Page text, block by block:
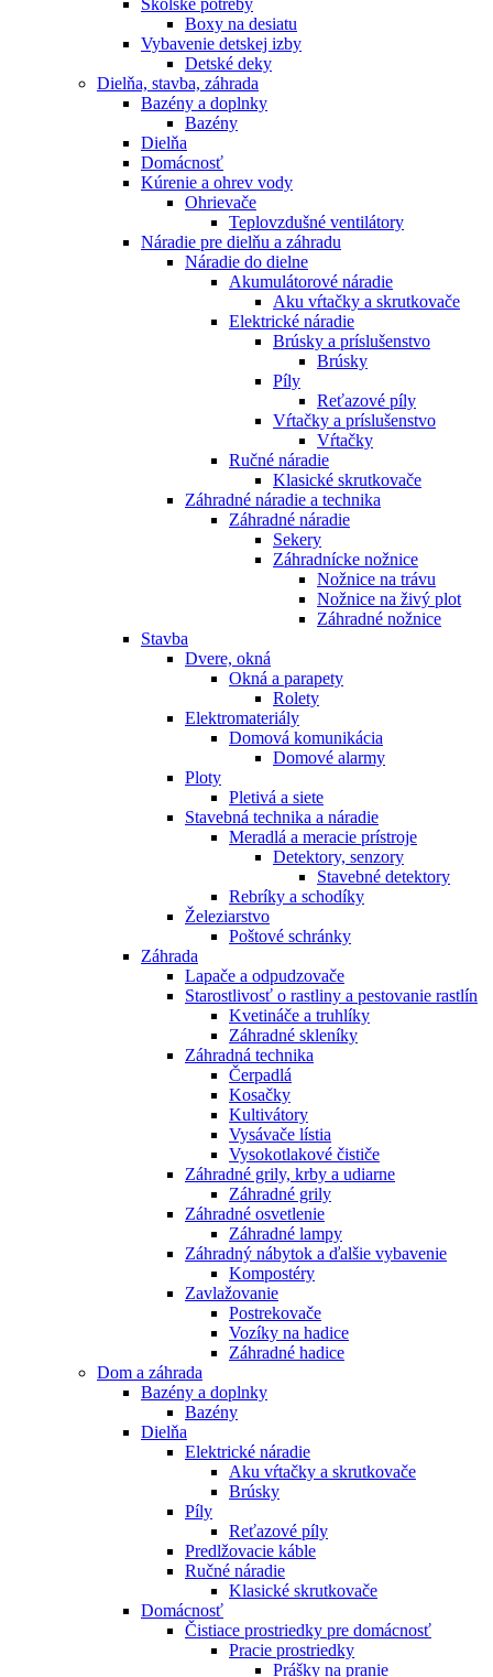
Školské potreby
Boxy na desiatu
Vybavenie detskej izby
Detské deky
Dielňa, stavba, záhrada
Bazény a doplnky
Bazény
Dielňa
Domácnosť
Kúrenie a ohrev vody
Ohrievače
Teplovzdušné ventilátory
Náradie pre dielňu a záhradu
Náradie do dielne
Akumulátorové náradie
Aku vŕtačky a skrutkovače
Elektrické náradie
Brúsky a príslušenstvo
Brúsky
Píly
Reťazové píly
Vŕtačky a príslušenstvo
Vŕtačky
Ručné náradie
Klasické skrutkovače
Záhradné náradie a technika
Záhradné náradie
Sekery
Záhradnícke nožnice
Nožnice na trávu
Nožnice na živý plot
Záhradné nožnice
Stavba
Dvere, okná
Okná a parapety
Rolety
Elektromateriály
Domová komunikácia
Domové alarmy
Ploty
Pletivá a siete
Stavebná technika a náradie
Meradlá a meracie prístroje
Detektory, senzory
Stavebné detektory
Rebríky a schodíky
Železiarstvo
Poštové schránky
Záhrada
Lapače a odpudzovače
Starostlivosť o rastliny a pestovanie rastlín
Kvetináče a truhlíky
Záhradné skleníky
Záhradná technika
Čerpadlá
Kosačky
Kultivátory
Vysávače lístia
Vysokotlakové čističe
Záhradné grily, krby a udiarne
Záhradné grily
Záhradné osvetlenie
Záhradné lampy
Záhradný nábytok a ďalšie vybavenie
Kompostéry
Zavlažovanie
Postrekovače
Vozíky na hadice
Záhradné hadice
Dom a záhrada
Bazény a doplnky
Bazény
Dielňa
Elektrické náradie
Aku vŕtačky a skrutkovače
Brúsky
Píly
Reťazové píly
Predlžovacie káble
Ručné náradie
Klasické skrutkovače
Domácnosť
Čistiace prostriedky pre domácnosť
Pracie prostriedky
Prášky na pranie